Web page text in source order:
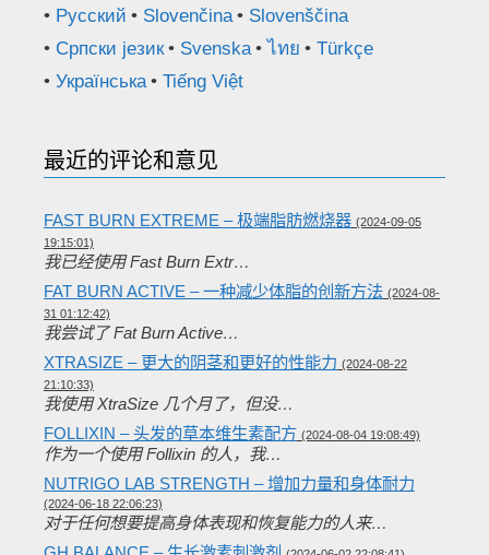
Русский
Slovenčina
Slovenščina
Српски језик
Svenska ไทย
Türkçe
Українська
Tiếng Việt
最近的评论和意见
FAST BURN EXTREME – 极端脂肪燃烧器 (2024-09-05
19:15:01)
我已经使用 Fast Burn Extr…
FAT BURN ACTIVE – 一种减少体脂的创新方法 (2024-08-
31 01:12:42)
我尝试了 Fat Burn Active…
XTRASIZE – 更大的阴茎和更好的性能力 (2024-08-22
21:10:33)
我使用 XtraSize 几个月了，但没…
FOLLIXIN – 头发的草本维生素配方 (2024-08-04 19:08:49)
作为一个使用 Follixin 的人，我…
NUTRIGO LAB STRENGTH – 增加力量和身体耐力
(2024-06-18 22:06:23)
对于任何想要提高身体表现和恢复能力的人来…